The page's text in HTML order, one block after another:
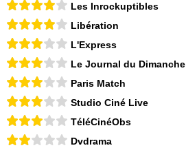
Les Inrockuptibles
Libération
L'Express
Le Journal du Dimanche
Paris Match
Studio Ciné Live
TéléCinéObs
Dvdrama